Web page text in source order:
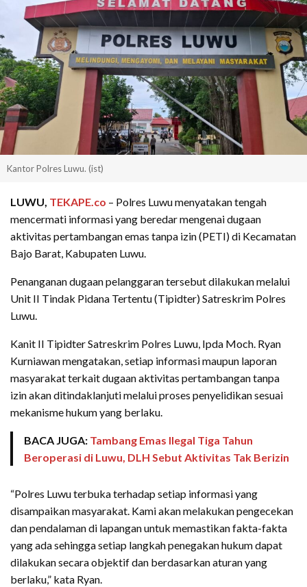
Kantor Polres Luwu. (ist)
LUWU, TEKAPE.co – Polres Luwu menyatakan tengah
mencermati informasi yang beredar mengenai dugaan
aktivitas pertambangan emas tanpa izin (PETI) di Kecamatan
Bajo Barat, Kabupaten Luwu.
Penanganan dugaan pelanggaran tersebut dilakukan melalui
Unit II Tindak Pidana Tertentu (Tipidter) Satreskrim Polres
Luwu.
Kanit II Tipidter Satreskrim Polres Luwu, Ipda Moch. Ryan
Kurniawan mengatakan, setiap informasi maupun laporan
masyarakat terkait dugaan aktivitas pertambangan tanpa
izin akan ditindaklanjuti melalui proses penyelidikan sesuai
mekanisme hukum yang berlaku.
BACA JUGA: Tambang Emas Ilegal Tiga Tahun
Beroperasi di Luwu, DLH Sebut Aktivitas Tak Berizin
“Polres Luwu terbuka terhadap setiap informasi yang
disampaikan masyarakat. Kami akan melakukan pengecekan
dan pendalaman di lapangan untuk memastikan fakta-fakta
yang ada sehingga setiap langkah penegakan hukum dapat
dilakukan secara objektif dan berdasarkan aturan yang
berlaku,” kata Ryan.